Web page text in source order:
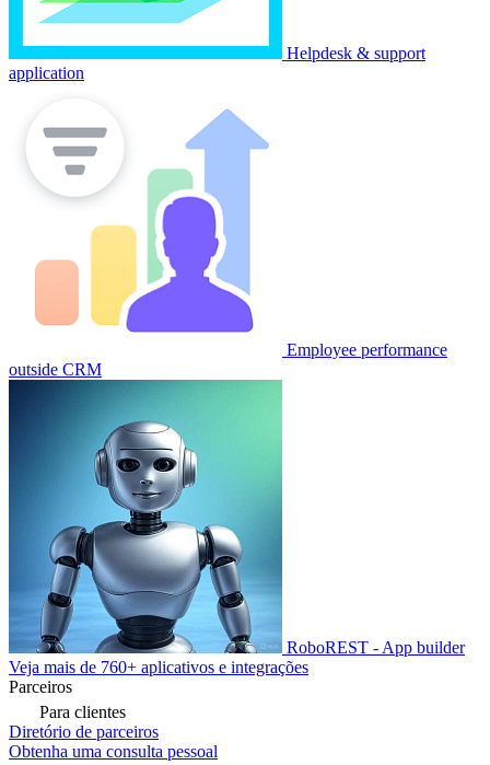
Helpdesk & support
application
Employee performance
outside CRM
RoboREST - App builder
Veja mais de 760+ aplicativos e integrações
Parceiros
Para clientes
Diretório de parceiros
Obtenha uma consulta pessoal